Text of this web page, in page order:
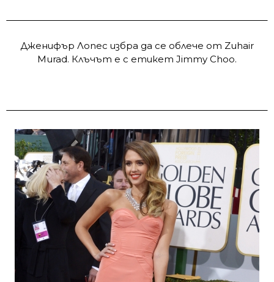
Дженифър Лопес избра да се облече от Zuhair
Murad. Клъчът е с етикет Jimmy Choo.